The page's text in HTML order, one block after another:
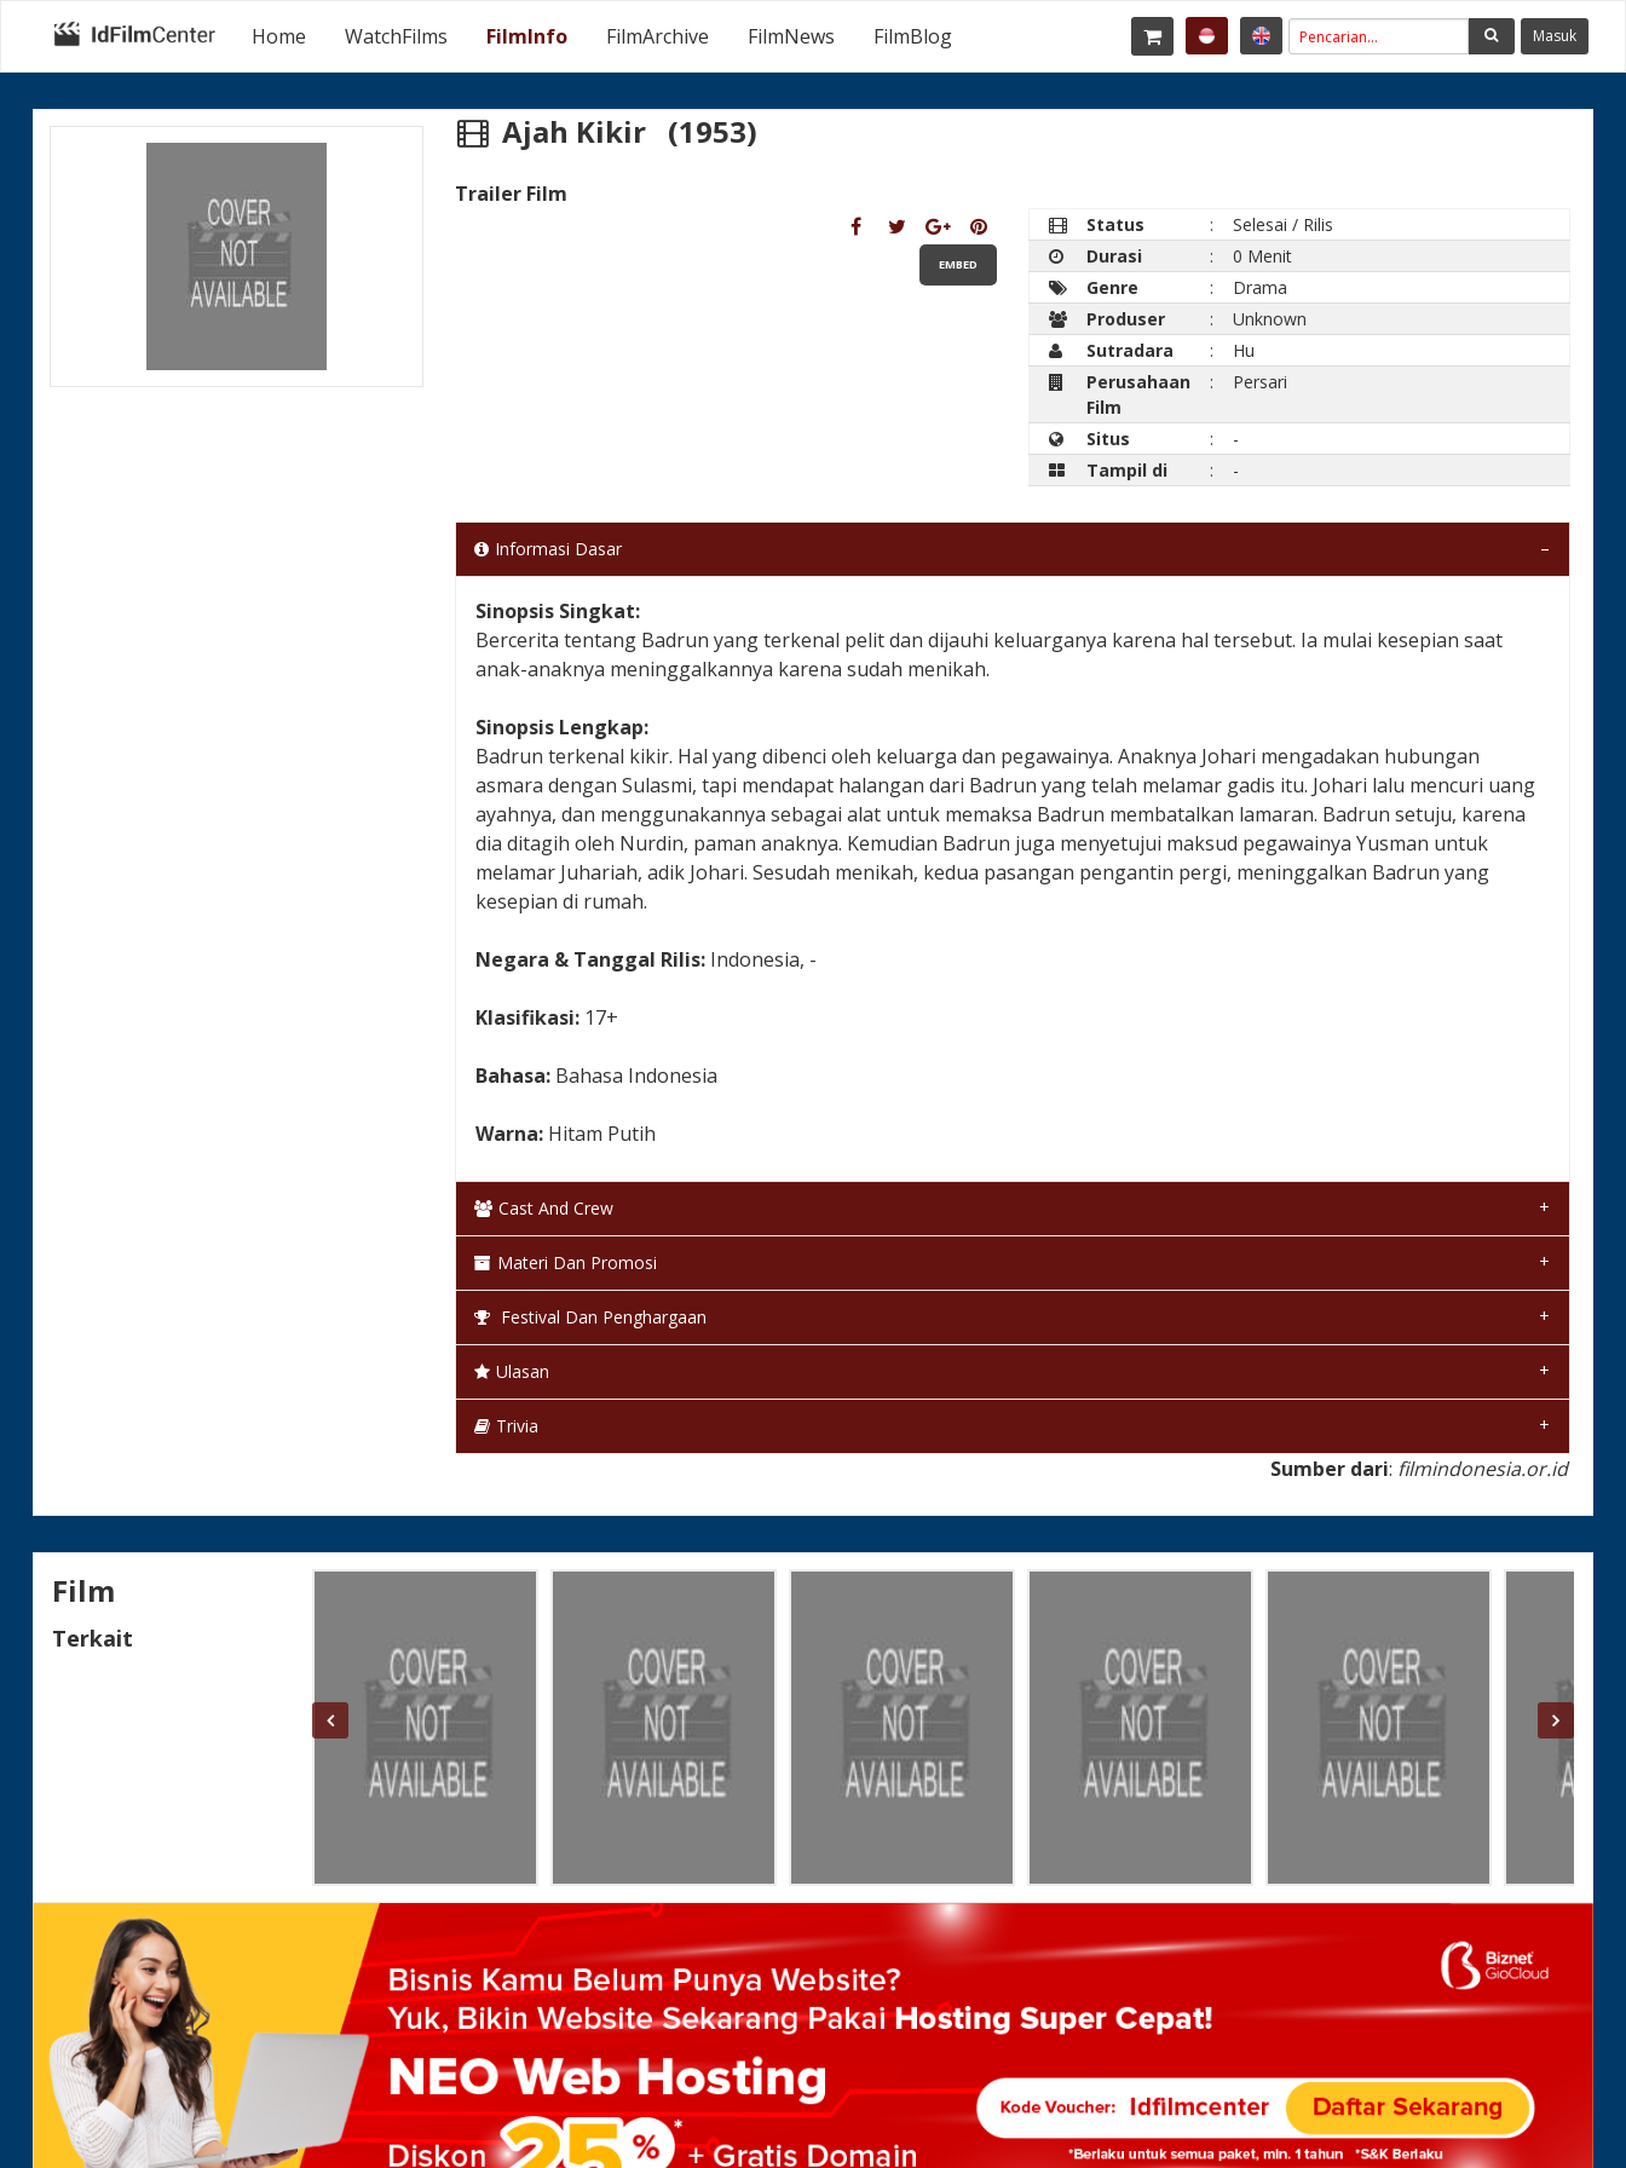
Home WatchFilms FilmInfo FilmArchive FilmNews FilmBlog Masuk
Ajah Kikir (1953)
Trailer Film
EMBED
Status :
Selesai / Rilis
Durasi
:
0 Menit
Genre
:
Drama
Produser
:
Unknown
Sutradara
:
Hu
Perusahaan
Film
: Persari
Situs :
-
Tampil di
: -
Informasi Dasar
Sinopsis Singkat:
Bercerita tentang Badrun yang terkenal pelit dan dijauhi keluarganya karena hal tersebut. Ia mulai kesepian saat
anak-anaknya meninggalkannya karena sudah menikah.
Sinopsis Lengkap:
Badrun terkenal kikir. Hal yang dibenci oleh keluarga dan pegawainya. Anaknya Johari mengadakan hubungan
asmara dengan Sulasmi, tapi mendapat halangan dari Badrun yang telah melamar gadis itu. Johari lalu mencuri uang
ayahnya, dan menggunakannya sebagai alat untuk memaksa Badrun membatalkan lamaran. Badrun setuju, karena
dia ditagih oleh Nurdin, paman anaknya. Kemudian Badrun juga menyetujui maksud pegawainya Yusman untuk
melamar Juhariah, adik Johari. Sesudah menikah, kedua pasangan pengantin pergi, meninggalkan Badrun yang
kesepian di rumah.
Negara & Tanggal Rilis: Indonesia, -
Klasifikasi: 17+
Bahasa: Bahasa Indonesia
Warna: Hitam Putih
Cast And Crew
Materi Dan Promosi
Festival Dan Penghargaan
Ulasan
Trivia
Sumber dari: filmindonesia.or.id
Film
Terkait